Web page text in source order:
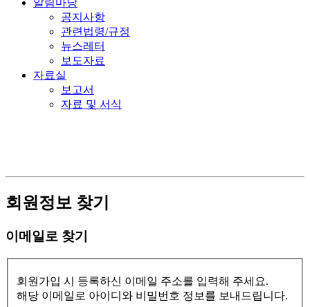
공지사항
관련법령/규정
뉴스레터
보도자료
자료실
보고서
자료 및 서식
회원정보 찾기
이메일로 찾기
회원가입 시 등록하신 이메일 주소를 입력해 주세요.
해당 이메일로 아이디와 비밀번호 정보를 보내드립니다.